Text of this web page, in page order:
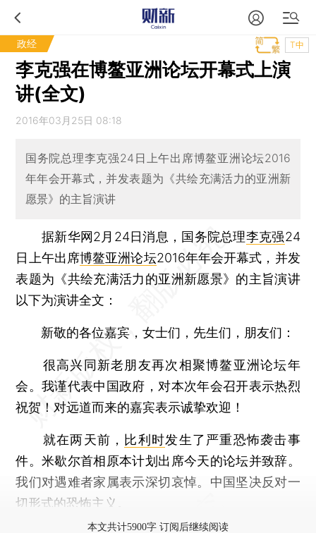
政经 T中
李克强在博鳌亚洲论坛开幕式上演
讲(全文)
2016年03月25日 08:18
国务院总理李克强24日上午出席博鳌亚洲论坛2016
年年会开幕式，并发表题为《共绘充满活力的亚洲新
愿景》的主旨演讲
据新华网2月24日消息，国务院总理李克强24
日上午出席博鳌亚洲论坛2016年年会开幕式，并发
表题为《共绘充满活力的亚洲新愿景》的主旨演讲
以下为演讲全文：
新敬的各位嘉宾，女士们，先生们，朋友们：
很高兴同新老朋友再次相聚博鳌亚洲论坛年
会。我谨代表中国政府，对本次年会召开表示热烈
祝贺！对远道而来的嘉宾表示诚挚欢迎！
就在两天前， 比利时发生了严重恐怖袭击事
件。米歇尔首相原本计划出席今天的论坛并致辞。
我们对遇难者家属表示深切哀悼。中国坚决反对一
切形式的恐怖主义。
本文共计5900字 订阅后继续阅读